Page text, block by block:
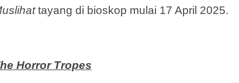
tayang di bioskop mulai 17 April 2025.
Horror Tropes